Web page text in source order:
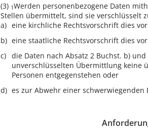
(3) 1Werden personenbezogene Daten
Stellen übermittelt, sind sie verschlüsselt
eine kirchliche Rechtsvorschrift dies
eine staatliche Rechtsvorschrift dies
die Daten nach Absatz 2 Buchst. b)
unverschlüsselten Übermittlung keine
Personen entgegenstehen oder
es zur Abwehr einer